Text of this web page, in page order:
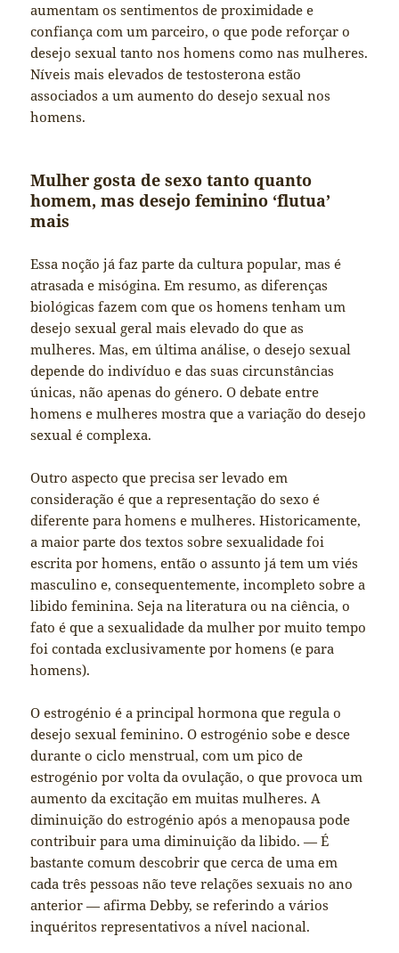
aumentam os sentimentos de proximidade e
confiança com um parceiro, o que pode reforçar o
desejo sexual tanto nos homens como nas mulheres.
Níveis mais elevados de testosterona estão
associados a um aumento do desejo sexual nos
homens.
Mulher gosta de sexo tanto quanto
homem, mas desejo feminino ‘flutua’
mais
Essa noção já faz parte da cultura popular, mas é
atrasada e misógina. Em resumo, as diferenças
biológicas fazem com que os homens tenham um
desejo sexual geral mais elevado do que as
mulheres. Mas, em última análise, o desejo sexual
depende do indivíduo e das suas circunstâncias
únicas, não apenas do género. O debate entre
homens e mulheres mostra que a variação do desejo
sexual é complexa.
Outro aspecto que precisa ser levado em
consideração é que a representação do sexo é
diferente para homens e mulheres. Historicamente,
a maior parte dos textos sobre sexualidade foi
escrita por homens, então o assunto já tem um viés
masculino e, consequentemente, incompleto sobre a
libido feminina. Seja na literatura ou na ciência, o
fato é que a sexualidade da mulher por muito tempo
foi contada exclusivamente por homens (e para
homens).
O estrogénio é a principal hormona que regula o
desejo sexual feminino. O estrogénio sobe e desce
durante o ciclo menstrual, com um pico de
estrogénio por volta da ovulação, o que provoca um
aumento da excitação em muitas mulheres. A
diminuição do estrogénio após a menopausa pode
contribuir para uma diminuição da libido. — É
bastante comum descobrir que cerca de uma em
cada três pessoas não teve relações sexuais no ano
anterior — afirma Debby, se referindo a vários
inquéritos representativos a nível nacional.